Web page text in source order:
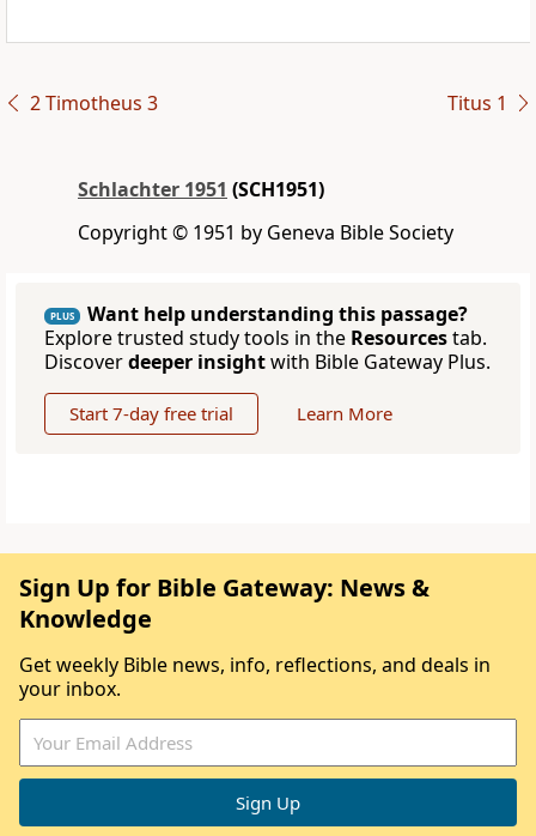
2 Timotheus 3 Titus 1
Schlachter 1951 (SCH1951)
Copyright © 1951 by Geneva Bible Society
PLUS
Want help understanding this passage?
Explore trusted study tools in the Resourcestab.
Discoverdeeper insightwith Bible Gateway Plus.
Start 7-day free trial Learn More
Sign Up for Bible Gateway: News &
Knowledge
Get weekly Bible news, info, reflections, and deals in
your inbox.